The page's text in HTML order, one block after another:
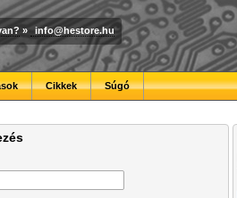
» info@hestore.hu
Cikkek Súgó